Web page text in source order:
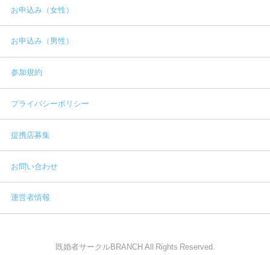
お申込み（女性）
お申込み（男性）
参加規約
プライバシーポリシー
提携店募集
お問い合わせ
運営者情報
既婚者サークルBRANCH All Rights Reserved.